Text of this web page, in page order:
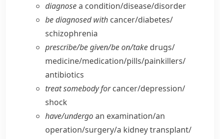
diagnosea condition/​disease/​disorder
be diagnosed with cancer/​diabetes/​
schizophrenia
prescribe/​be given/​be on/​take drugs/​
medicine/​medication/​pills/​painkillers/​
antibiotics
treat somebody forcancer/​depression/​
shock
have/​undergoan examination/​an
operation/​surgery/​a kidney transplant/​